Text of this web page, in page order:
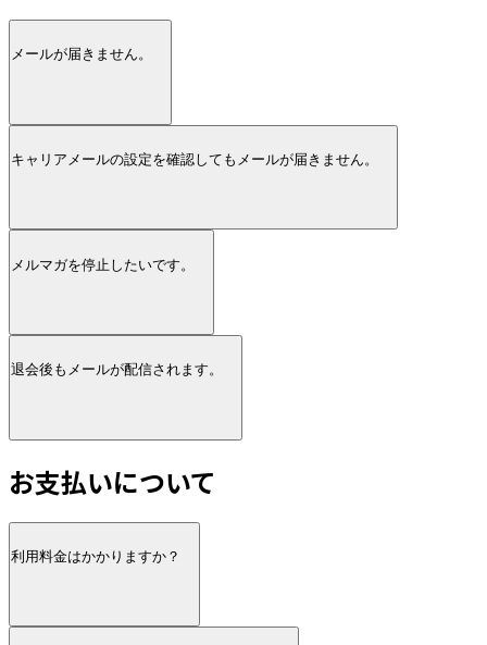
メールが届きません。
キャリアメールの設定を確認してもメールが届きません。
メルマガを停止したいです。
退会後もメールが配信されます。
お支払いについて
利用料金はかかりますか？